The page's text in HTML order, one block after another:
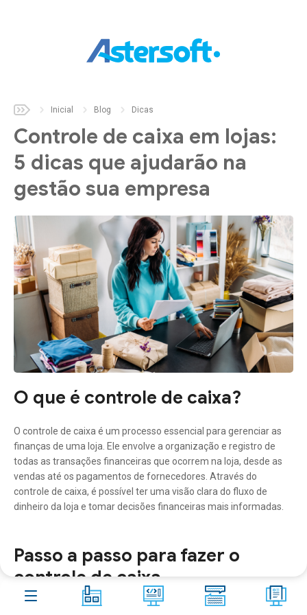
Sobre
Soluções
Auto
Aster
AsterParts
AsterPet
AsterShop
Contato
FAQ 266
Acesso remoto
Inicial Blog Dicas
Controle de caixa em lojas:
5 dicas que ajudarão na
gestão sua empresa
O que é controle de caixa?
O controle de caixa é um processo essencial para gerenciar as
finanças de uma loja. Ele envolve a organização e registro de
todas as transações financeiras que ocorrem na loja, desde as
vendas até os pagamentos de fornecedores. Através do
controle de caixa, é possível ter uma visão clara do fluxo de
dinheiro da loja e tomar decisões financeiras mais informadas.
Passo a passo para fazer o
controle de caixa